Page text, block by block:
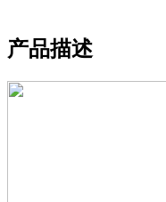
产品描述